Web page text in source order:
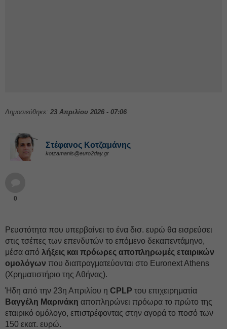
Δημοσιεύθηκε: 23 Απριλίου 2026 - 07:06
Στέφανος Kοτζαμάνης
kotzamanis@euro2day.gr
0
Ρευστότητα που υπερβαίνει το ένα δισ. ευρώ θα εισρεύσει
στις τσέπες των επενδυτών το επόμενο δεκαπεντάμηνο,
μέσα από λήξεις και πρόωρες αποπληρωμές εταιρικών
ομολόγων που διαπραγματεύονται στο Euronext Athens
(Χρηματιστήριο της Αθήνας).
Ήδη από την 23η Απριλίου η CPLP του επιχειρηματία
Βαγγέλη Μαρινάκη αποπληρώνει πρόωρα το πρώτο της
εταιρικό ομόλογο, επιστρέφοντας στην αγορά το ποσό των
150 εκατ. ευρώ.